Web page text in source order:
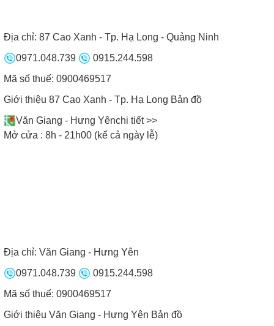
chính hãng miễn phí lên tới 2 năm.
Địa chỉ: 87 Cao Xanh - Tp. Hạ Long - Quảng Ninh
0971.048.739
0915.244.598
Mã số thuế: 0900469517
Giới thiệu 87 Cao Xanh - Tp. Hạ Long Bản đồ
Văn Giang - Hưng Yênchi tiết >>
Mở cửa : 8h - 21h00 (kể cả ngày lễ)
Địa chỉ: Văn Giang - Hưng Yên
0971.048.739
0915.244.598
Mã số thuế: 0900469517
Giới thiệu Văn Giang - Hưng Yên Bản đồ